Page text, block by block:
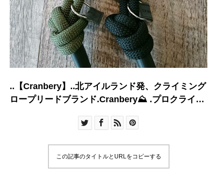
..【Cranbery】..北アイルランド発、クライミング
ロープリードブランド.Cranbery⛰️ .プロクライマ
工程をハンドメイドで製作。.クライミングロープ
ドッグリード.フックtypeとカラビナtypeがござい
この記事のタイトルとURLをコピーする